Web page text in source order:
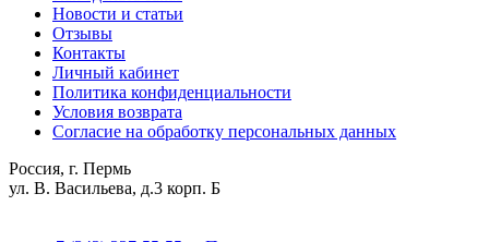
Новости и статьи
Отзывы
Контакты
Личный кабинет
Политика конфиденциальности
Условия возврата
Согласие на обработку персональных данных
Россия, г. Пермь
ул. В. Васильева, д.3 корп. Б